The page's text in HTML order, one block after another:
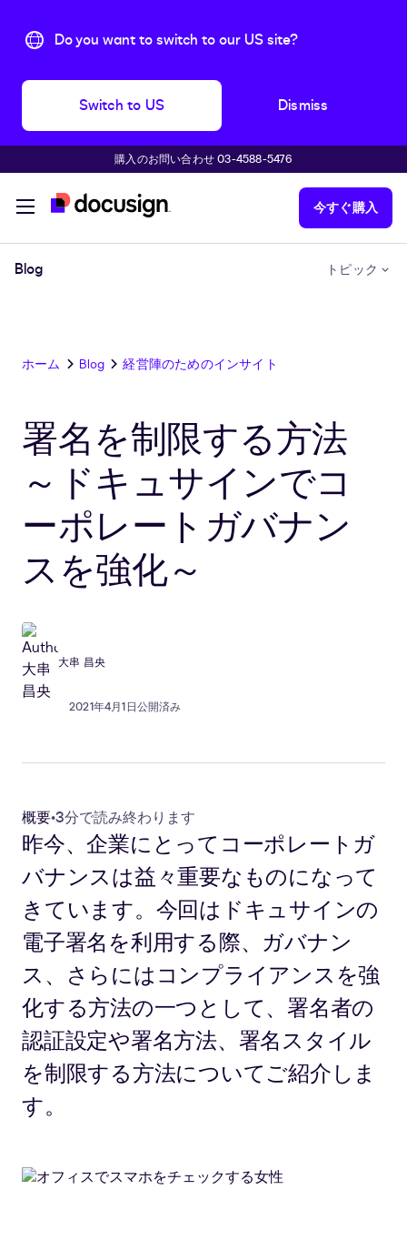
Do you want to switch to our US site?
Switch to US Dismiss
購入のお問い合わせ 03-4588-5476
今すぐ購入
Blog トピック
ホーム Blog 経営陣のためのインサイト
署名を制限する方法
～ドキュサインでコ
ーポレートガバナン
スを強化～
大串 昌央
2021年4月1日公開済み
概要•3分で読み終わります
昨今、企業にとってコーポレートガ
バナンスは益々重要なものになって
きています。今回はドキュサインの
電子署名を利用する際、ガバナン
ス、さらにはコンプライアンスを強
化する方法の一つとして、署名者の
認証設定や署名方法、署名スタイル
を制限する方法についてご紹介しま
す。